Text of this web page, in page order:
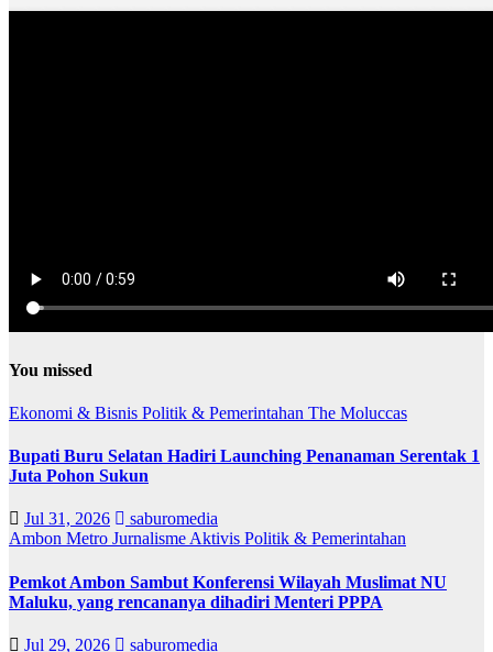
You missed
Ekonomi & Bisnis Politik & Pemerintahan The Moluccas
Bupati Buru Selatan Hadiri Launching Penanaman Serentak 1
Juta Pohon Sukun
Jul 31, 2026
saburomedia
Ambon Metro Jurnalisme Aktivis Politik & Pemerintahan
Pemkot Ambon Sambut Konferensi Wilayah Muslimat NU
Maluku, yang rencananya dihadiri Menteri PPPA
Jul 29, 2026
saburomedia